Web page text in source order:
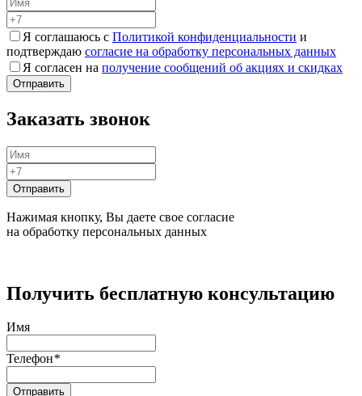
Я соглашаюсь с Политикой конфиденциальности и
подтверждаю согласие на обработку персональных данных
Я согласен на получение сообщений об акциях и скидках
Заказать звонок
Нажимая кнопку, Вы даете свое согласие
на обработку персональных данных
Получить бесплатную консультацию
Имя
Телефон*